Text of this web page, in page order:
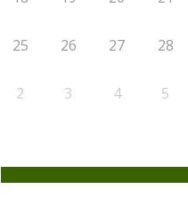
25 26 27 28
2 3 4 5